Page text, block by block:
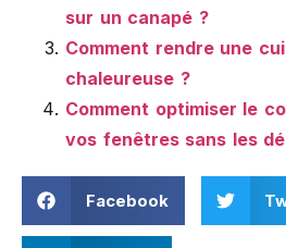
sur un canapé ?
Comment rendre une
chaleureuse ?
Comment optimiser le
vos fenêtres sans les
Facebook